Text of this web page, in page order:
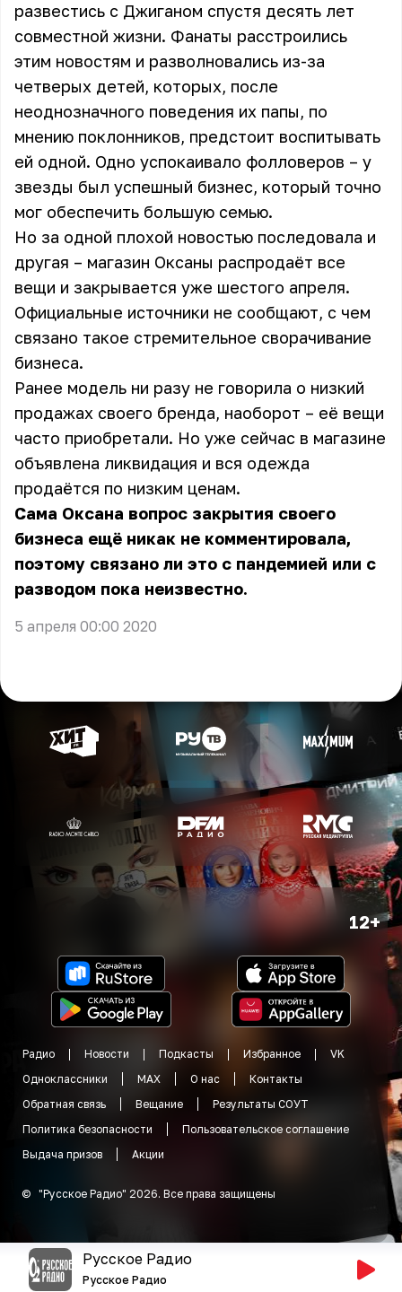
развестись с Джиганом спустя десять лет
совместной жизни. Фанаты расстроились
этим новостям и разволновались из-за
четверых детей, которых, после
неоднозначного поведения их папы, по
мнению поклонников, предстоит воспитывать
ей одной. Одно успокаивало фолловеров – у
звезды был успешный бизнес, который точно
мог обеспечить большую семью.
Но за одной плохой новостью последовала и
другая – магазин Оксаны распродаёт все
вещи и закрывается уже шестого апреля.
Официальные источники не сообщают, с чем
связано такое стремительное сворачивание
бизнеса.
Ранее модель ни разу не говорила о низкий
продажах своего бренда, наоборот – её вещи
часто приобретали. Но уже сейчас в магазине
объявлена ликвидация и вся одежда
продаётся по низким ценам.
Сама Оксана вопрос закрытия своего
бизнеса ещё никак не комментировала,
поэтому связано ли это с пандемией или с
разводом пока неизвестно.
5 апреля 00:00 2020
12+
Радио Новости Подкасты Избранное
VK
Одноклассники
MAX О нас
Контакты
Обратная связь
Вещание
Результаты СОУТ
Политика безопасности
Пользовательское соглашение
Выдача призов
Акции
© "Русское Радио" 2026. Все права защищены
Русское Радио
Русское Радио